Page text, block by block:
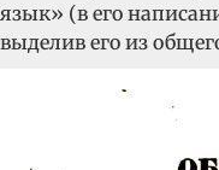
язык» (в его
выделив его из